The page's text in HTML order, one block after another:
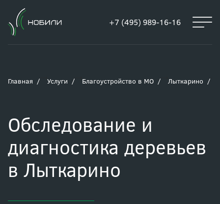
+7 (495) 989-16-16
Главная Услуги Благоустройство в МО Лыткарино
Обследование и
диагностика деревьев
в Лыткарино